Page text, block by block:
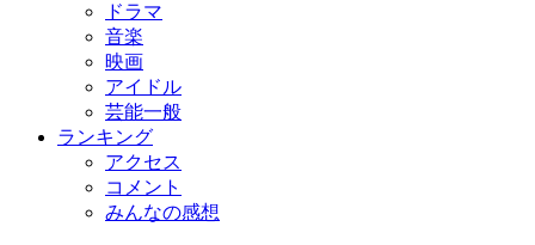
ドラマ
音楽
映画
アイドル
芸能一般
ランキング
アクセス
コメント
みんなの感想